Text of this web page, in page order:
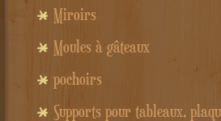
Miroirs
Moules à gâteaux
pochoirs
Supports pour tableaux,